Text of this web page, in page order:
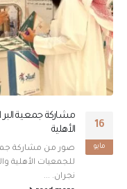
16
مايو
مشاركة جمعية البر
الأهلية
صور من مشاركة
للجمعيات الأهلية
نجران. ...